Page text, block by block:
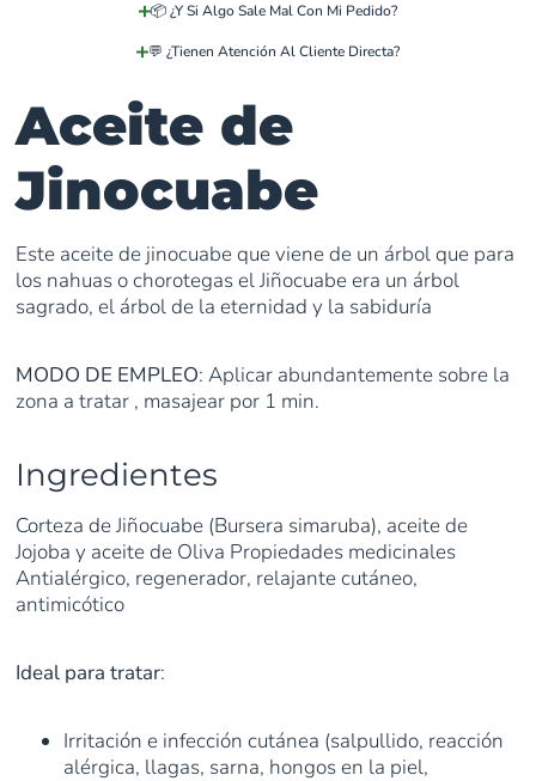
📦 ¿Y Si Algo Sale Mal Con Mi Pedido?
💬 ¿Tienen Atención Al Cliente Directa?
Aceite de
Jinocuabe
Este aceite de jinocuabe que viene de un árbol que para
los nahuas o chorotegas el Jiñocuabe era un árbol
sagrado, el árbol de la eternidad y la sabiduría
MODO DE EMPLEO: Aplicar abundantemente sobre la
zona a tratar , masajear por 1 min.
Ingredientes
Corteza de Jiñocuabe (Bursera simaruba), aceite de
Jojoba y aceite de Oliva Propiedades medicinales
Antialérgico, regenerador, relajante cutáneo,
antimicótico
Ideal para tratar:
Irritación e infección cutánea (salpullido, reacción
alérgica, llagas, sarna, hongos en la piel,